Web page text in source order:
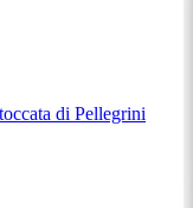
di Pellegrini